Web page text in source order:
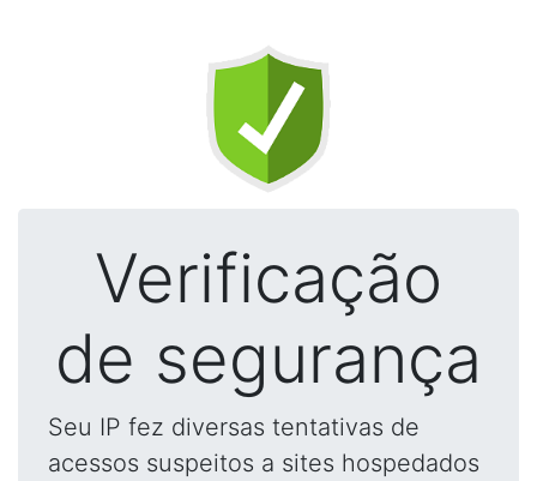
Verificação
de segurança
Seu IP fez diversas tentativas de
acessos suspeitos a sites hospedados